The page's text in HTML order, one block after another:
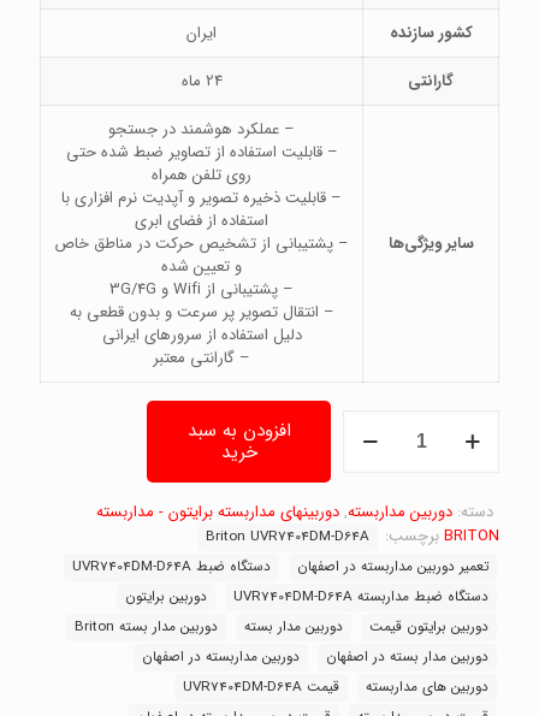
کشور سازنده
ایران
گارانتی
24 ماه
سایر ویژگی‌ها
– عملکرد هوشمند در جستجو
– قابلیت استفاده از تصاویر ضبط شده حتی
روی تلفن همراه
– قابلیت ذخیره تصویر و آپدیت نرم افزاری با
استفاده از فضای ابری
– پشتیبانی از تشخیص حرکت در مناطق خاص
و تعیین شده
– پشتیبانی از Wifi و 3G/4G
– انتقال تصویر پر سرعت و بدون قطعی به
دلیل استفاده از سرورهای ایرانی
– گارانتی معتبر
ضبط
برایتون
Briton
UVR7404DM-
D64A
عدد
افزودن به سبد
خرید
دسته: دوربین مداربسته,دوربینهای مداربسته برایتون - مداربسته
BRITONبرچسب:
Briton UVR7404DM-D64A
تعمیر دوربین مداربسته در اصفهان
دستگاه ضبط UVR7404DM-D64A
دستگاه ضبط مداربسته UVR7404DM-D64A
دوربین برایتون
دوربین برایتون قیمت
دوربین مدار بسته
دوربین مدار بسته Briton
دوربین مدار بسته در اصفهان
دوربین مداربسته در اصفهان
دوربین های مداربسته
قیمت UVR7404DM-D64A